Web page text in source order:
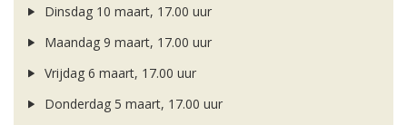
Dinsdag 10 maart, 17.00 uur
Maandag 9 maart, 17.00 uur
Vrijdag 6 maart, 17.00 uur
Donderdag 5 maart, 17.00 uur